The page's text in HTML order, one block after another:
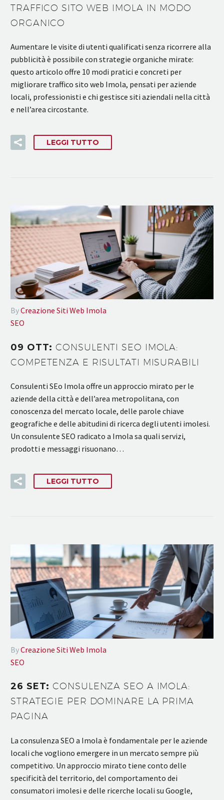
TRAFFICO SITO WEB IMOLA IN MODO
ORGANICO
Aumentare le visite di utenti qualificati senza ricorrere alla
pubblicità è possibile con strategie organiche mirate:
questo articolo offre 10 modi pratici e concreti per
migliorare traffico sito web Imola, pensati per aziende
locali, professionisti e chi gestisce siti aziendali nella città
e nell’area circostante.
LEGGI TUTTO
ByCreazione Siti Web Imola
SEO
09 OTT:CONSULENTI SEO IMOLA:
COMPETENZA E RISULTATI MISURABILI
Consulenti SEo Imola offre un approccio mirato per le
aziende della città e dell’area metropolitana, con
conoscenza del mercato locale, delle parole chiave
geografiche e delle abitudini di ricerca degli utenti imolesi.
Un consulente SEO radicato a Imola sa quali servizi,
prodotti e messaggi risuonano…
LEGGI TUTTO
ByCreazione Siti Web Imola
SEO
26 SET:CONSULENZA SEO A IMOLA:
STRATEGIE PER DOMINARE LA PRIMA
PAGINA
La consulenza SEO a Imola è fondamentale per le aziende
locali che vogliono emergere in un mercato sempre più
competitivo. Un approccio mirato tiene conto delle
specificità del territorio, del comportamento dei
consumatori imolesi e delle ricerche locali su Google,